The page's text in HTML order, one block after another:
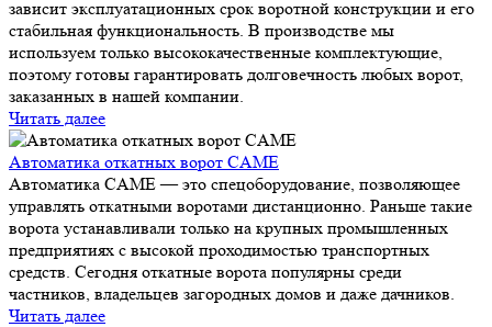
зависит эксплуатационных срок воротной конструкции и его
стабильная функциональность. В производстве мы
используем только высококачественные комплектующие,
поэтому готовы гарантировать долговечность любых ворот,
заказанных в нашей компании.
Читать далее
Автоматика откатных ворот CAME
Автоматика CAME — это спецоборудование, позволяющее
управлять откатными воротами дистанционно. Раньше такие
ворота устанавливали только на крупных промышленных
предприятиях с высокой проходимостью транспортных
средств. Сегодня откатные ворота популярны среди
частников, владельцев загородных домов и даже дачников.
Читать далее